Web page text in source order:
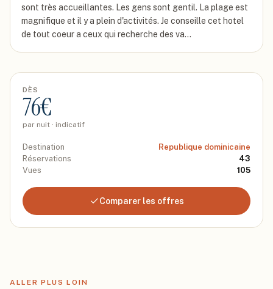
sont très accueillantes. Les gens sont gentil. La plage est
magnifique et il y a plein d'activités. Je conseille cet hotel
de tout coeur a ceux qui recherche des va…
DÈS
76€
par nuit · indicatif
Destination
Republique dominicaine
Réservations
43
Vues
105
Comparer les offres
ALLER PLUS LOIN